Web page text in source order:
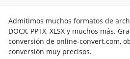
Admitimos muchos formatos de
DOCX, PPTX, XLSX y muchos más.
conversión de online-convert.com,
conversión muy precisos.